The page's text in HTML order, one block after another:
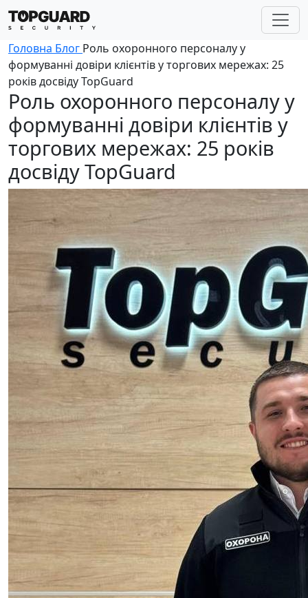
Головна Блог Роль охоронного персоналу у
формуванні довіри клієнтів у торгових мережах: 25
років досвіду TopGuard
Роль охоронного персоналу у
формуванні довіри клієнтів у
торгових мережах: 25 років
досвіду TopGuard